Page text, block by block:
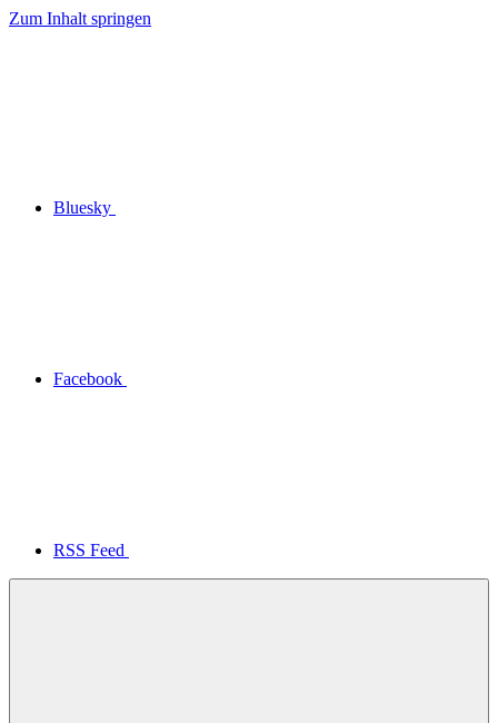
Zum Inhalt springen
Bluesky
Facebook
RSS Feed